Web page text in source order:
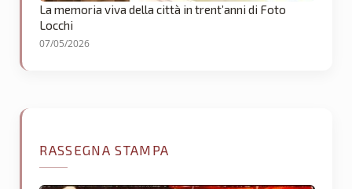
La memoria viva della città in trent’anni di Foto
Locchi
07/05/2026
RASSEGNA STAMPA